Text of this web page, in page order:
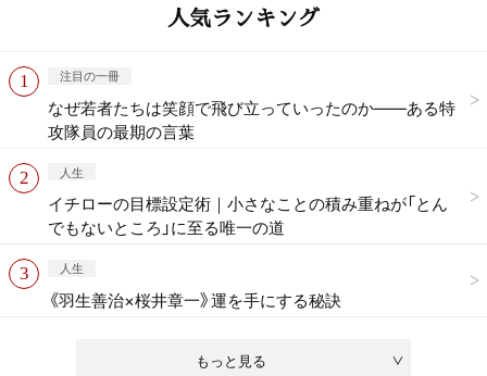
人気ランキング
もっと見る
注目の一冊
なぜ若者たちは笑顔で飛び立っていったのか——ある特
攻隊員の最期の言葉
人生
イチローの目標設定術｜小さなことの積み重ねが「とん
でもないところ」に至る唯一の道
人生
《羽生善治×桜井章一》運を手にする秘訣